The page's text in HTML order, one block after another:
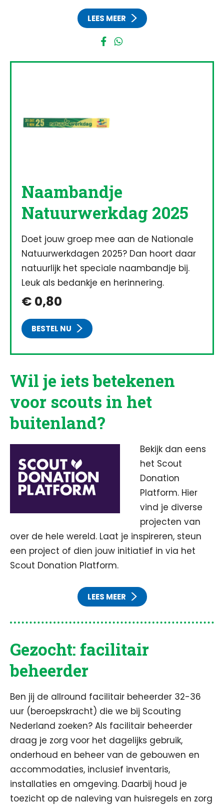
LEES MEER
Naambandje
Natuurwerkdag 2025
Doet jouw groep mee aan de Nationale
Natuurwerkdagen 2025? Dan hoort daar
natuurlijk het speciale naambandje bij.
Leuk als bedankje en herinnering.
€ 0,80
BESTEL NU
Wil je iets betekenen
voor scouts in het
buitenland?
Bekijk dan eens
het Scout
Donation
Platform. Hier
vind je diverse
projecten van
over de hele wereld. Laat je inspireren, steun
een project of dien jouw initiatief in via het
Scout Donation Platform.
LEES MEER
Gezocht: facilitair
beheerder
Ben jij de allround facilitair beheerder 32-36
uur (beroepskracht) die we bij Scouting
Nederland zoeken? Als facilitair beheerder
draag je zorg voor het dagelijks gebruik,
onderhoud en beheer van de gebouwen en
accommodaties, inclusief inventaris,
installaties en omgeving. Daarbij houd je
toezicht op de naleving van huisregels en zorg